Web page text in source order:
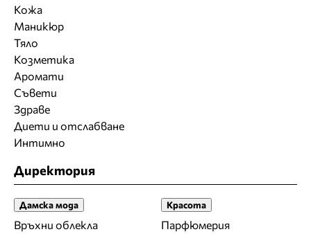
Кожа
Маникюр
Тяло
Козметика
Аромати
Съвети
Здраве
Диети и отслабване
Интимно
Директория
Дамска мода
Връхни облекла
Красота
Парфюмерия